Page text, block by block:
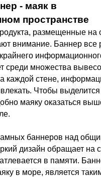
- маяк в
пространстве
размещенные на
внимание. Баннер все
среди множества
каждой стене,
Чтобы выделится
маяку оказаться
баннеров над
дизайн обращает на
в памяти.
в море, является